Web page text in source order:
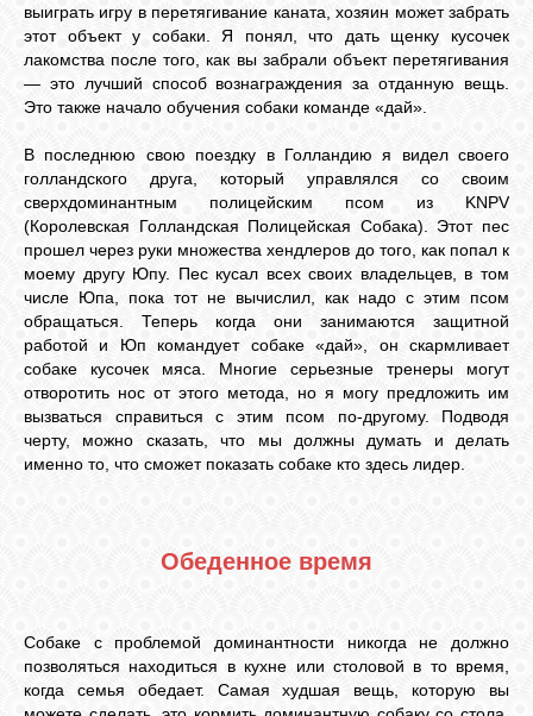
выиграть игру в перетягивание каната, хозяин может забрать
этот объект у собаки. Я понял, что дать щенку кусочек
лакомства после того, как вы забрали объект перетягивания
— это лучший способ вознаграждения за отданную вещь.
Это также начало обучения собаки команде «дай».
В последнюю свою поездку в Голландию я видел своего
голландского друга, который управлялся со своим
сверхдоминантным полицейским псом из KNPV
(Королевская Голландская Полицейская Собака). Этот пес
прошел через руки множества хендлеров до того, как попал к
моему другу Юпу. Пес кусал всех своих владельцев, в том
числе Юпа, пока тот не вычислил, как надо с этим псом
обращаться. Теперь когда они занимаются защитной
работой и Юп командует собаке «дай», он скармливает
собаке кусочек мяса. Многие серьезные тренеры могут
отворотить нос от этого метода, но я могу предложить им
вызваться справиться с этим псом по-другому. Подводя
черту, можно сказать, что мы должны думать и делать
именно то, что сможет показать собаке кто здесь лидер.
Обеденное время
Собаке с проблемой доминантности никогда не должно
позволяться находиться в кухне или столовой в то время,
когда семья обедает. Самая худшая вещь, которую вы